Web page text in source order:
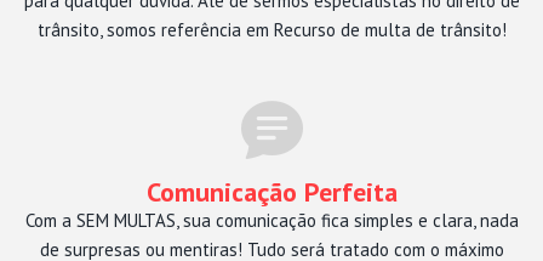
trânsito, somos referência em Recurso de multa de trânsito!
Comunicação Perfeita
Com a SEM MULTAS, sua comunicação fica simples e clara, nada
de surpresas ou mentiras! Tudo será tratado com o máximo